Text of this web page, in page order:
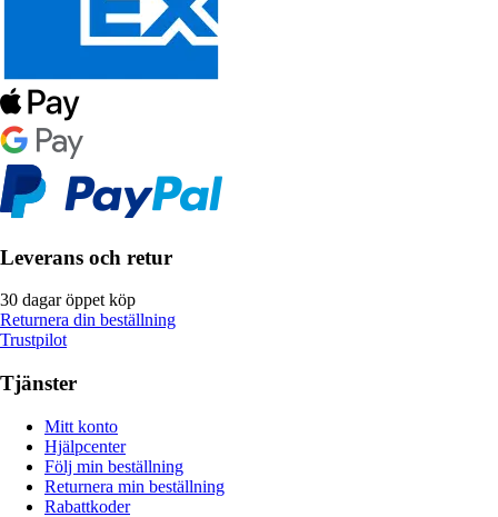
Leverans och retur
30 dagar öppet köp
Returnera din beställning
Trustpilot
Tjänster
Mitt konto
Hjälpcenter
Följ min beställning
Returnera min beställning
Rabattkoder